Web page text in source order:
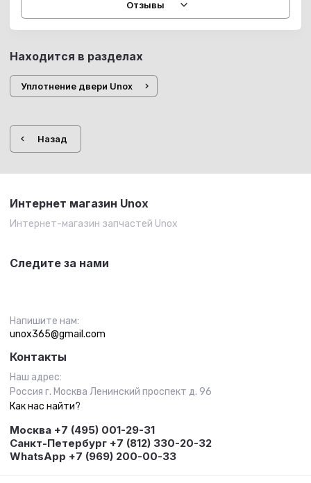
Отзывы
Находится в разделах
Уплотнение двери Unox
Назад
Интернет магазин Unox
Интернет-магазин запчастей Unox
Следите за нами
Напишите нам:
unox365@gmail.com
Контакты
Наш адрес:
Россия г. Москва Ленинский проспект д. 96
Как нас найти?
Москва +7 (495) 001-29-31
Санкт-Петербург +7 (812) 330-20-32
WhatsApp +7 (969) 200-00-33